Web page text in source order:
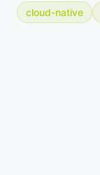
cloud-native